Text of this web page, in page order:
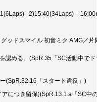
2)15:40(34Laps) –
ッドスマイル 初音ミク AMG／片岡
認める。(SpR.35「SC活動中でド
(SpR.32.16「スタート違反」)
につき留保)(SpR.13.1.a「SC中のス